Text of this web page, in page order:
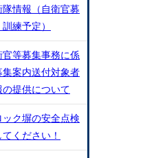
隊情報（自衛官募
練予定）
官等募集事務に係
集案内送付対象者
の提供について
ック塀の安全点検
てください！